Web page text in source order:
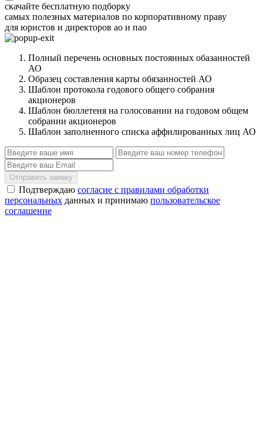
скачайте бесплатную подборку
самых полезных материалов по корпоративному праву
для юристов и директоров ао и пао
Полный перечень основных постоянных обазанностей
АО
Образец составления карты обязанностей АО
Шаблон протокола годового общего собрания
акционеров
Шаблон бюллетеня на голосовании на годовом общем
собрании акционеров
Шаблон заполненного списка аффилированных лиц АО
Отправить заявку
Подтверждаю согласие с правилами обработки
персональных данных и принимаю пользовательское
соглашение